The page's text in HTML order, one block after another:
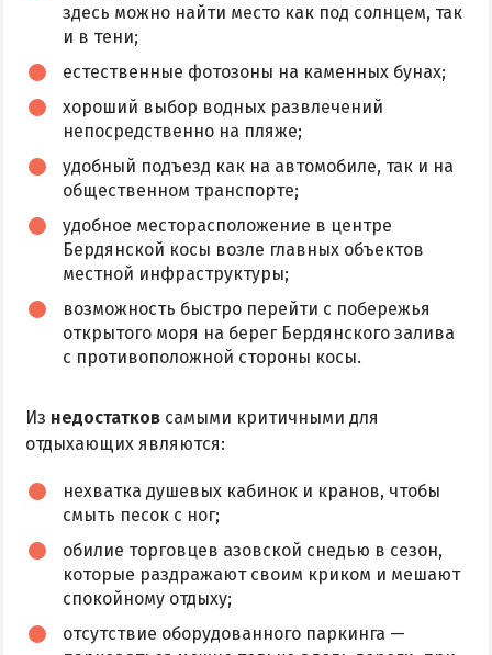
здесь можно найти место как под солнцем, так
и в тени;
естественные фотозоны на каменных бунах;
хороший выбор водных развлечений
непосредственно на пляже;
удобный подъезд как на автомобиле, так и на
общественном транспорте;
удобное месторасположение в центре
Бердянской косы возле главных объектов
местной инфраструктуры;
возможность быстро перейти с побережья
открытого моря на берег Бердянского залива
с противоположной стороны косы.
Из недостатков самыми критичными для
отдыхающих являются:
нехватка душевых кабинок и кранов, чтобы
смыть песок с ног;
обилие торговцев азовской снедью в сезон,
которые раздражают своим криком и мешают
спокойному отдыху;
отсутствие оборудованного паркинга —